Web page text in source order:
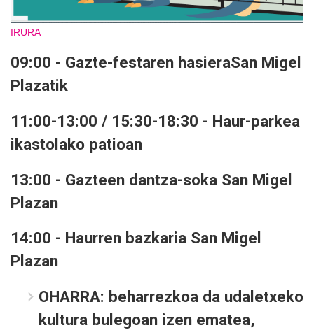
IRURA
09:00 - Gazte-festaren hasieraSan Migel
Plazatik
11:00-13:00 / 15:30-18:30 - Haur-parkea
ikastolako patioan
13:00 - Gazteen dantza-soka San Migel
Plazan
14:00 - Haurren bazkaria San Migel
Plazan
OHARRA: beharrezkoa da udaletxeko
kultura bulegoan izen ematea,